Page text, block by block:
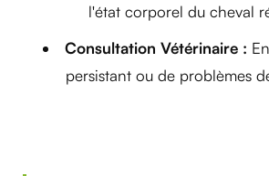
l'état corporel du cheval
Consultation Vétérinaire :
persistant ou de problèmes